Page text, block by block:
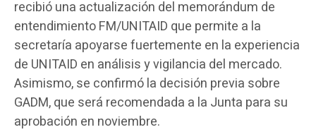
recibió una actualización del memorándum de
entendimiento FM/UNITAID que permite a la
secretaría apoyarse fuertemente en la experiencia
de UNITAID en análisis y vigilancia del mercado.
Asimismo, se confirmó la decisión previa sobre
GADM, que será recomendada a la Junta para su
aprobación en noviembre.